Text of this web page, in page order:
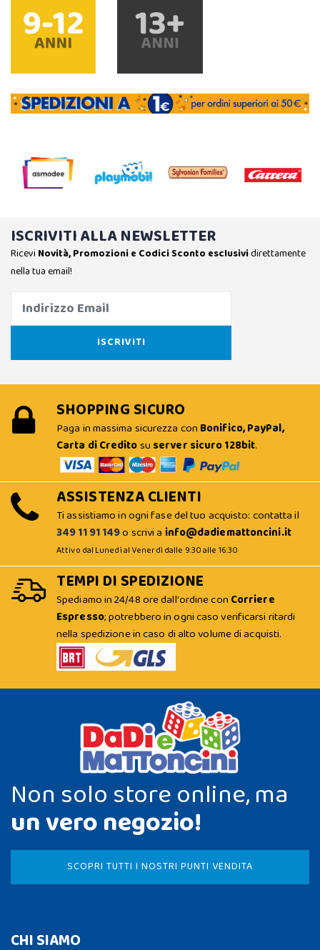
ISCRIVITI ALLA NEWSLETTER
Ricevi Novità, Promozioni e Codici Sconto esclusividirettamente
nella tua email!
SHOPPING SICURO
Paga in massima sicurezza con Bonifico, PayPal,
Carta di Creditosu server sicuro 128bit.
ASSISTENZA CLIENTI
Ti assistiamo in ogni fase del tuo acquisto: contatta il
349 11 91 149o scrivi a info@dadiemattoncini.it
Attivo dal Lunedì al Venerdì dalle 9:30 alle 16:30
TEMPI DI SPEDIZIONE
Spediamo in 24/48 ore dall'ordine con Corriere
Espresso; potrebbero in ogni caso verificarsi ritardi
nella spedizione in caso di alto volume di acquisti.
Non solo store online, ma
un vero negozio!
SCOPRI TUTTI I NOSTRI PUNTI VENDITA
CHI SIAMO